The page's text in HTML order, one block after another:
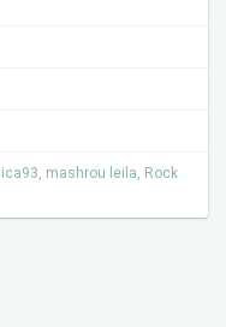
, mashrou leila, Rock